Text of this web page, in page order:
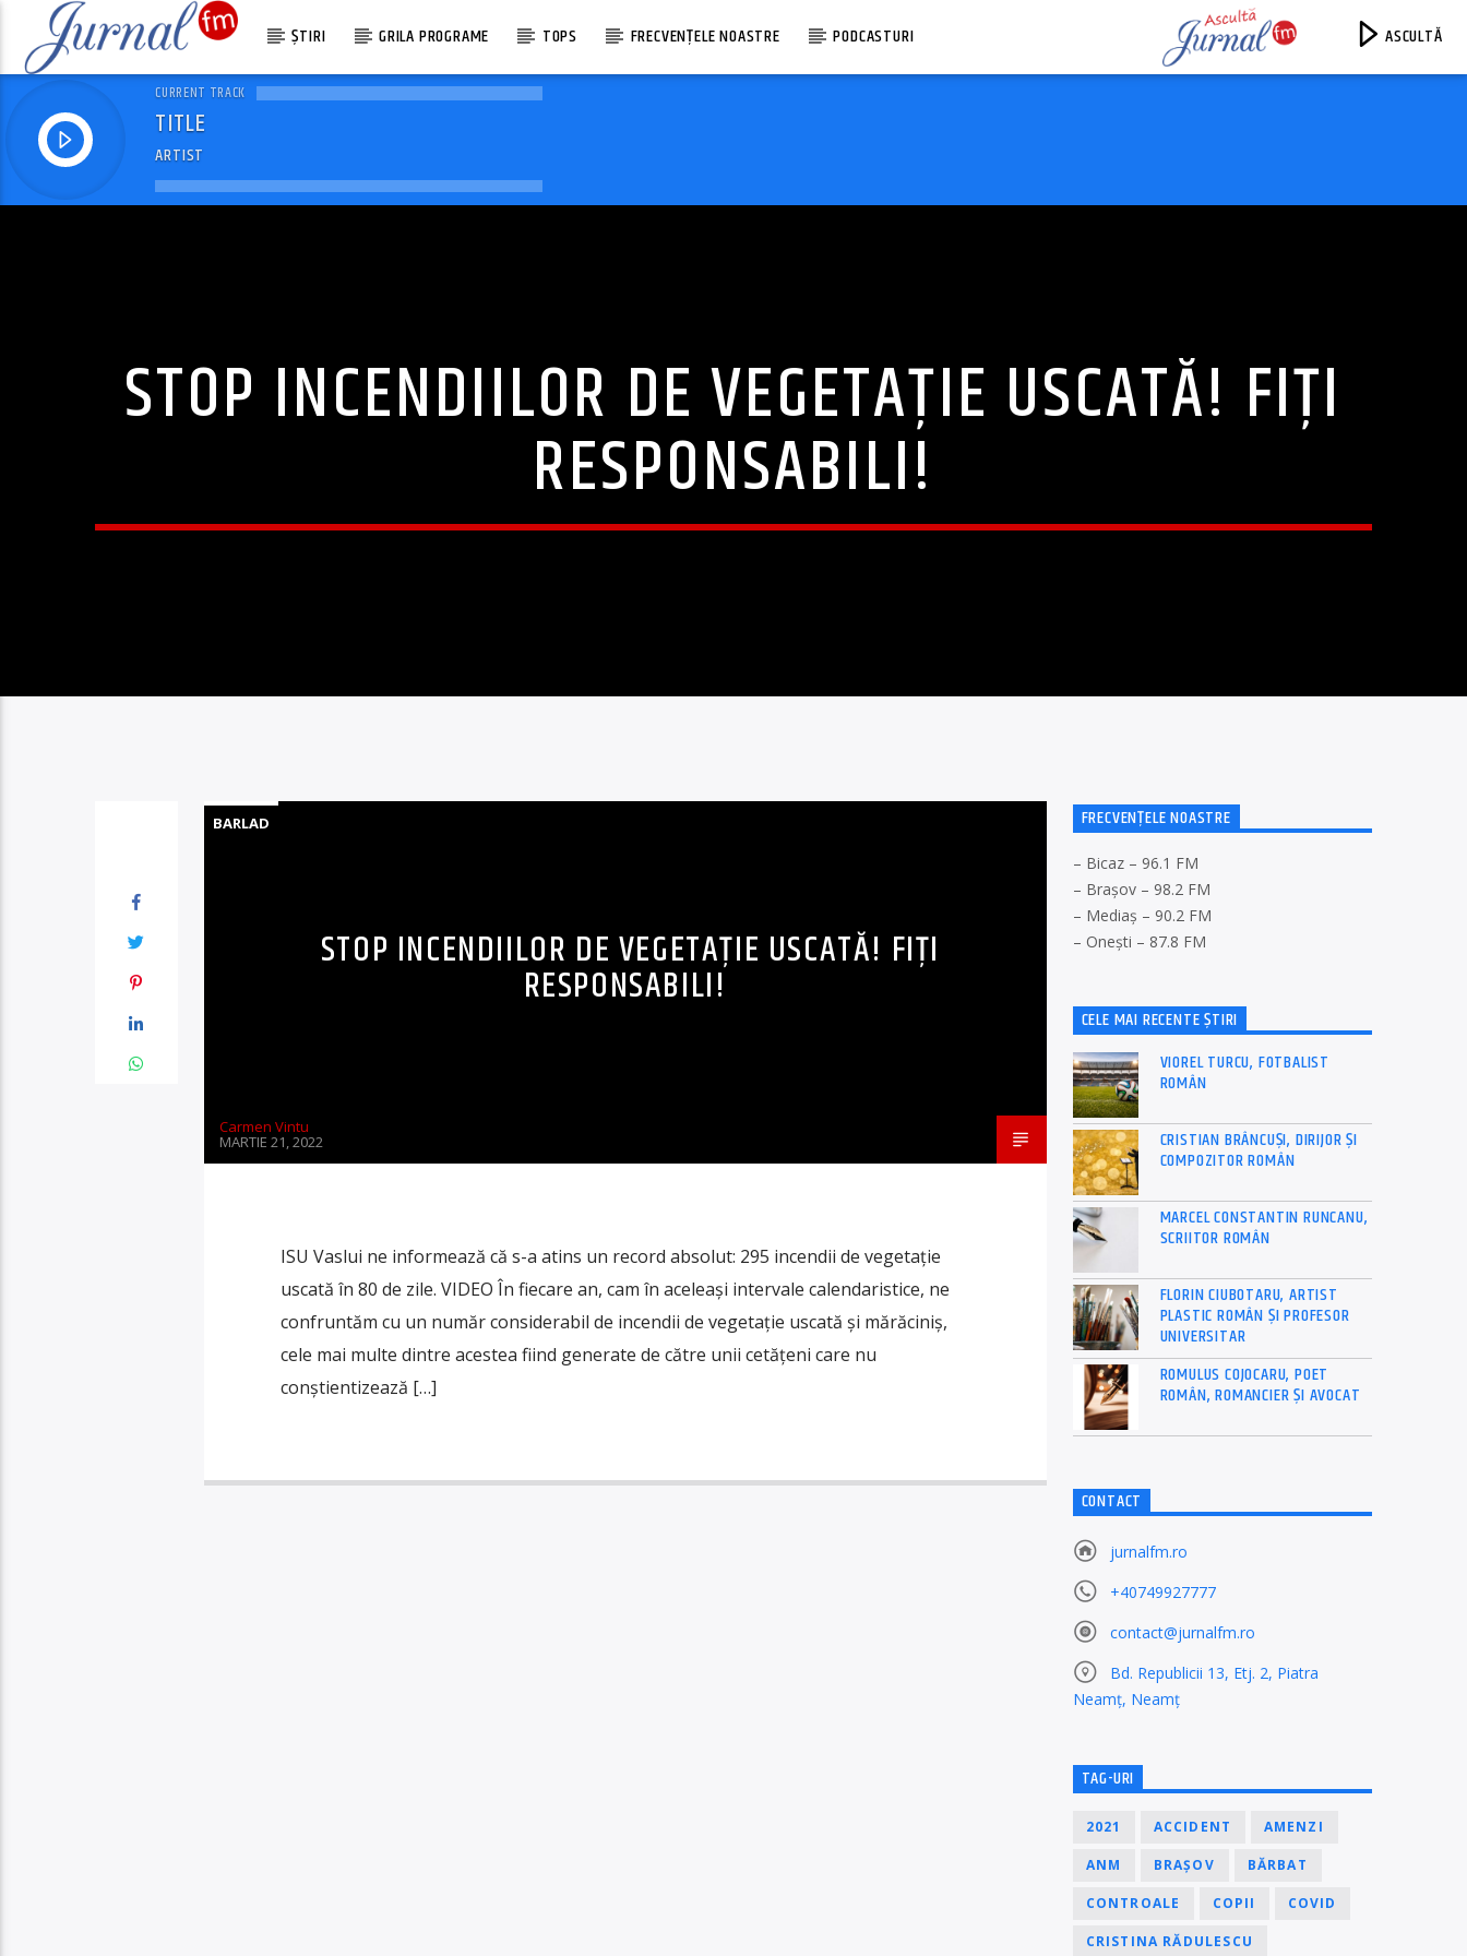
ȘTIRI GRILA PROGRAME TOPS FRECVENȚELE NOASTRE PODCASTURI ASCULTĂ
CURRENT TRACK
TITLE
ARTIST
STOP INCENDIILOR DE VEGETAȚIE USCATĂ! FIȚI
RESPONSABILI!
BARLAD
STOP INCENDIILOR DE VEGETAȚIE USCATĂ! FIȚI
RESPONSABILI!
Carmen Vintu
MARTIE 21, 2022
ISU Vaslui ne informează că s-a atins un record absolut: 295 incendii de vegetație
uscată în 80 de zile. VIDEO În fiecare an, cam în aceleași intervale calendaristice, ne
confruntăm cu un număr considerabil de incendii de vegetație uscată și mărăciniș,
cele mai multe dintre acestea fiind generate de către unii cetățeni care nu
conștientizează […]
FRECVENȚELE NOASTRE
– Bicaz – 96.1 FM
– Brașov – 98.2 FM
– Mediaș – 90.2 FM
– Onești – 87.8 FM
CELE MAI RECENTE ȘTIRI
VIOREL TURCU, FOTBALIST
ROMÂN
CRISTIAN BRÂNCUȘI, DIRIJOR ȘI
COMPOZITOR ROMÂN
MARCEL CONSTANTIN RUNCANU,
SCRIITOR ROMÂN
FLORIN CIUBOTARU, ARTIST
PLASTIC ROMÂN ȘI PROFESOR
UNIVERSITAR
ROMULUS COJOCARU, POET
ROMÂN, ROMANCIER ȘI AVOCAT
CONTACT
jurnalfm.ro
+40749927777
contact@jurnalfm.ro
Bd. Republicii 13, Etj. 2, Piatra
Neamț, Neamț
TAG-URI
2021 ACCIDENT AMENZI
ANM BRAȘOV BĂRBAT
CONTROALE COPII COVID
CRISTINA RĂDULESCU